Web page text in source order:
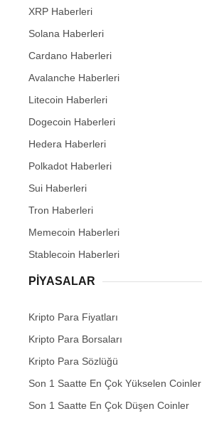
XRP Haberleri
Solana Haberleri
Cardano Haberleri
Avalanche Haberleri
Litecoin Haberleri
Dogecoin Haberleri
Hedera Haberleri
Polkadot Haberleri
Sui Haberleri
Tron Haberleri
Memecoin Haberleri
Stablecoin Haberleri
PIYASALAR
Kripto Para Fiyatları
Kripto Para Borsaları
Kripto Para Sözlüğü
Son 1 Saatte En Çok Yükselen Coinler
Son 1 Saatte En Çok Düşen Coinler